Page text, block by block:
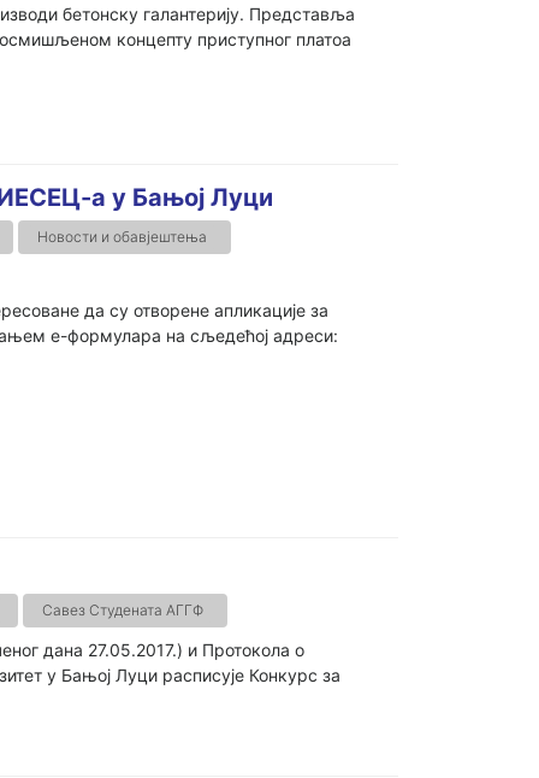
бетонску галантерију. Представља
осмишљеном концепту приступног платоа
а у Бањој Луци
Новости и обавјештења
да су отворене апликације за
е-формулара на сљедећој адреси:
Савез Студената АГГФ
дана 27.05.2017.) и Протокола о
у Бањој Луци расписује Конкурс за